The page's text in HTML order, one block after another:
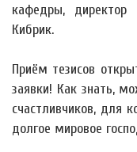
кафедры, директор
Кибрик.
Приём тезисов
заявки! Как знать,
счастливчиков, для
долгое мировое